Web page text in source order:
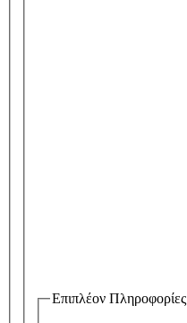
Επιπλέον Πληροφορίες